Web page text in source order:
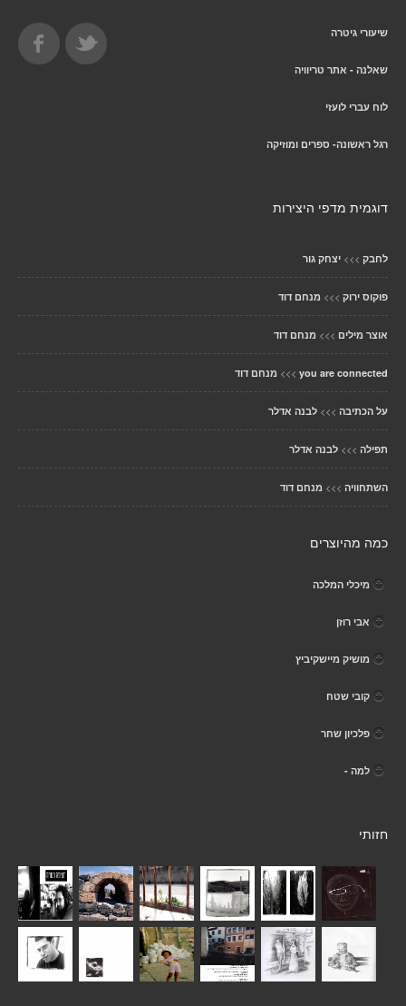
שיעורי גיטרה
שאלנה - אתר טריוויה
לוח עברי לועזי
רגל ראשונה- ספרים ומוזיקה
דוגמית מדפי היצירות
לחבק >>> יצחק גור
פוקוס ירוק >>> מנחם דוד
אוצר מילים >>> מנחם דוד
you are connected
>>> מנחם דוד
על הכתיבה >>> לבנה אדלר
תפילה >>> לבנה אדלר
השתחוויה >>> מנחם דוד
כמה מהיוצרים
מיכלי המלכה
אבי רוזן
מושיק מיישקיביץ
קובי שטח
פלכיון שחר
למה -
חזותי